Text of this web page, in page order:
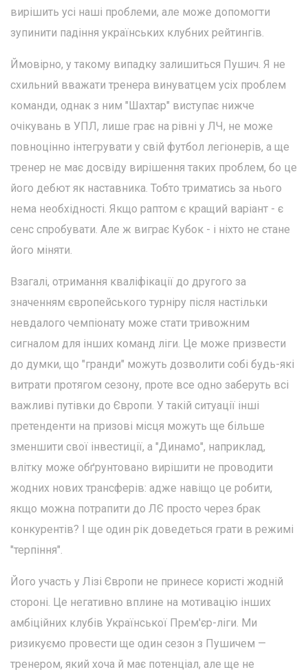
вирішить усі наші проблеми, але може допомогти
зупинити падіння українських клубних рейтингів.
Ймовірно, у такому випадку залишиться Пушич. Я не
схильний вважати тренера винуватцем усіх проблем
команди, однак з ним "Шахтар" виступає нижче
очікувань в УПЛ, лише грає на рівні у ЛЧ, не може
повноцінно інтегрувати у свій футбол легіонерів, а ще
тренер не має досвіду вирішення таких проблем, бо це
його дебют як наставника. Тобто триматись за нього
нема необхідності. Якщо раптом є кращий варіант - є
сенс спробувати. Але ж виграє Кубок - і ніхто не стане
його міняти.
Взагалі, отримання кваліфікації до другого за
значенням європейського турніру після настільки
невдалого чемпіонату може стати тривожним
сигналом для інших команд ліги. Це може призвести
до думки, що "гранди" можуть дозволити собі будь-які
витрати протягом сезону, проте все одно заберуть всі
важливі путівки до Європи. У такій ситуації інші
претенденти на призові місця можуть ще більше
зменшити свої інвестиції, а "Динамо", наприклад,
влітку може обґрунтовано вирішити не проводити
жодних нових трансферів: адже навіщо це робити,
якщо можна потрапити до ЛЄ просто через брак
конкурентів? І ще один рік доведеться грати в режимі
"терпіння".
Його участь у Лізі Європи не принесе користі жодній
стороні. Це негативно вплине на мотивацію інших
амбіційних клубів Української Прем'єр-ліги. Ми
ризикуємо провести ще один сезон з Пушичем —
тренером, який хоча й має потенціал, але ще не